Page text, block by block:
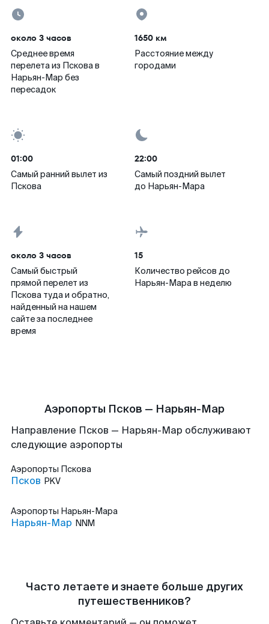
около 3 часов
Среднее время
перелета из Пскова в
Нарьян-Мар без
пересадок
1650 км
Расстояние между
городами
01:00
Самый ранний вылет из
Пскова
22:00
Самый поздний вылет
до Нарьян-Мара
около 3 часов
Самый быстрый
прямой перелет из
Пскова туда и обратно,
найденный на нашем
сайте за последнее
время
15
Количество рейсов до
Нарьян-Мара в неделю
Аэропорты Псков — Нарьян-Мар
Направление Псков — Нарьян-Мар обслуживают
следующие аэропорты
Аэропорты Пскова
Псков PKV
Аэропорты Нарьян-Мара
Нарьян-Мар NNM
Часто летаете и знаете больше других
путешественников?